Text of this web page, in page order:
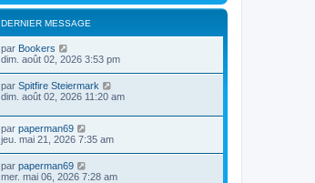
DERNIER MESSAGE
par Bookers
dim. août 02, 2026 3:53 pm
par Spitfire Steiermark
dim. août 02, 2026 11:20 am
par paperman69
jeu. mai 21, 2026 7:35 am
par paperman69
mer. mai 06, 2026 7:28 am